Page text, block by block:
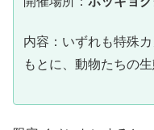
内容：いずれも特殊
もとに、動物たちの